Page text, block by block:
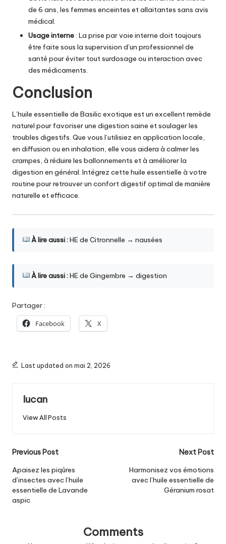
de 6 ans, les femmes enceintes et allaitantes sans avis
médical.
Usage interne: La prise par voie interne doit toujours
être faite sous la supervision d’un professionnel de
santé pour éviter tout surdosage ou interaction avec
des médicaments.
Conclusion
L’huile essentielle de Basilic exotique est un excellent remède
naturel pour favoriser une digestion saine et soulager les
troubles digestifs. Que vous l’utilisiez en application locale,
en diffusion ou en inhalation, elle vous aidera à calmer les
crampes, à réduire les ballonnements et à améliorer la
digestion en général. Intégrez cette huile essentielle à votre
routine pour retrouver un confort digestif optimal de manière
naturelle et efficace.
À lire aussi :HE de Citronnelle → nausées
À lire aussi :HE de Gingembre → digestion
Partager :
Facebook X
Last updated on mai 2, 2026
lucan
View All Posts
Post
navigation
Previous Post
Apaisez les piqûres
d’insectes avec l’huile
essentielle de Lavande
aspic
Next Post
Harmonisez vos émotions
avec l’huile essentielle de
Géranium rosat
Comments